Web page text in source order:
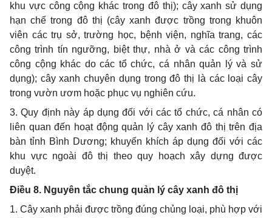
khu vực công cộng khác trong đô thị); cây xanh sử dụng
hạn chế trong đô thị (cây xanh được trồng trong khuôn
viên các trụ sở, trường học, bệnh viện, nghĩa trang, các
công trình tín ngưỡng, biệt thự, nhà ở và các công trình
công cộng khác do các tổ chức, cá nhân quản lý và sử
dụng); cây xanh chuyên dụng trong đô thị là các loại cây
trong vườn ươm hoặc phục vụ nghiên cứu.
3. Quy định này áp dụng đối với các tổ chức, cá nhân có
liên quan đến hoạt động quản lý cây xanh đô thị trên địa
bàn tỉnh Bình Dương; khuyến khích áp dụng đối với các
khu vực ngoài đô thị theo quy hoạch xây dựng được
duyệt.
Điều 8. Nguyên tắc chung quản lý cây xanh đô thị
1. Cây xanh phải được trồng đúng chủng loại, phù hợp với